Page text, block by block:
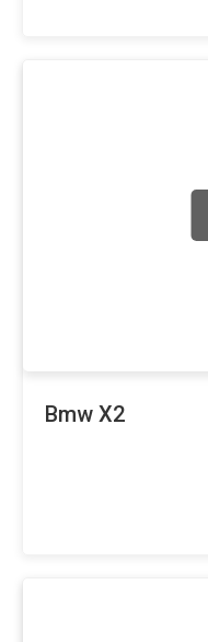
Bmw X2